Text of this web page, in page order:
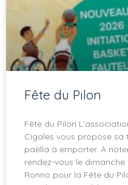
Fête du Pilon​
Fête du Pilon
Cigales vous propose sa
paëlla à emporter. À
rendez-vous le dimanche
Ronno pour la Fête du